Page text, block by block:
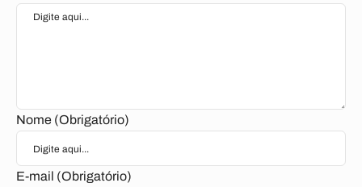
Nome (Obrigatório)
E-mail (Obrigatório)